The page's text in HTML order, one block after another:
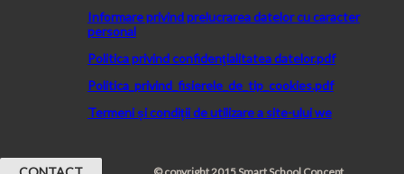
Informare privind prelucrarea datelor cu caracter
personal
Politica privind confidenţialitatea datelor.pdf
Politica_privind_fisierele_de_tip_cookies.pdf
Termeni și condiții de utilizare a site-ului we